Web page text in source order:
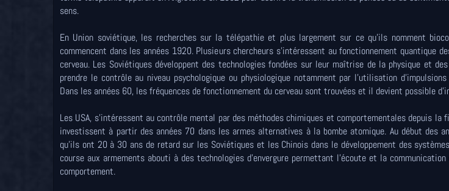
sens.
En Union soviétique, les recherches sur la télépathie et plus largement sur ce qu'ils nomment
commencent dans les années 1920. Plusieurs chercheurs s'intéressent au fonctionnement quantique
cerveau. Les Soviétiques développent des technologies fondées sur leur maîtrise de la physique et
prendre le contrôle au niveau psychologique ou physiologique notamment par l'utilisation
Dans les années 60, les fréquences de fonctionnement du cerveau sont trouvées et il devient possible
Les USA, s'intéressent au contrôle mental par des méthodes chimiques et comportementales depuis la
investissent à partir des années 70 dans les armes alternatives à la bombe atomique. Au début des
qu'ils ont 20 à 30 ans de retard sur les Soviétiques et les Chinois dans le développement des
course aux armements abouti à des technologies d'envergure permettant l'écoute et la
comportement.